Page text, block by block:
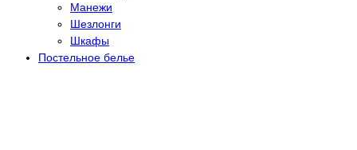
Манежи
Шезлонги
Шкафы
Постельное белье